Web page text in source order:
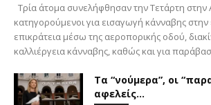
Τρία άτομα συνελήφθησαν την Τετάρτη στην
κατηγορούμενοι για εισαγωγή κάνναβης στην
επικράτεια μέσω της αεροπορικής οδού,
καλλιέργεια κάνναβης, καθώς και για
Τα “νούμερα”, οι
αφελείς…